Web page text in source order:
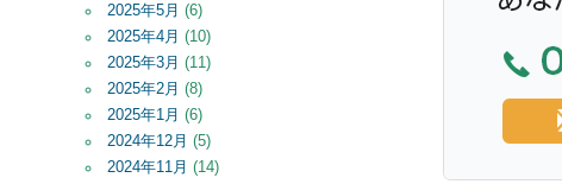
2025年5月 (6)
2025年4月 (10)
2025年3月 (11)
2025年2月 (8)
2025年1月 (6)
2024年12月 (5)
2024年11月 (14)